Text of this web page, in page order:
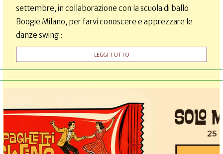
settembre, in collaborazione con la scuola di ballo
Boogie Milano, per farvi conoscere e apprezzare le
danze swing :
LEGGI TUTTO